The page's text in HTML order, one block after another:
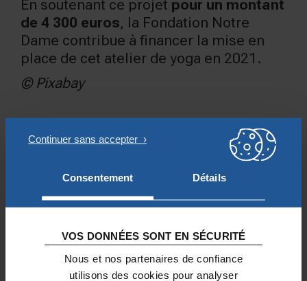
Consentement Détails
VOS DONNÉES SONT EN SÉCURITÉ
Nous et nos partenaires de confiance
utilisons des cookies pour analyser
En soutenant ce projet pour un montant
de 4 300 euros, la Fondation Notre
Dame contribue à financer la mise en
place de cet atelier de yoga en 2021.
© Pixabay
AUTRES PROJETS SOUTENUS